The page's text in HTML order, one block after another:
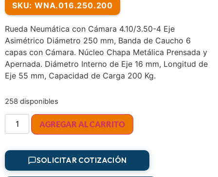
SKU: WNA.016.250.200
Rueda Neumática con Cámara 4.10/3.50-4 Eje
Asimétrico Diámetro 250 mm, Banda de Caucho 6
capas con Cámara. Núcleo Chapa Metálica Prensada y
Apernada. Diámetro Interno de Eje 16 mm, Longitud de
Eje 55 mm, Capacidad de Carga 200 Kg.
258 disponibles
AGREGAR AL CARRITO
SOLICITAR COTIZACIÓN